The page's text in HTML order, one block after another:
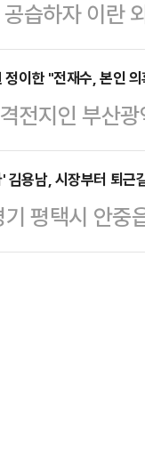
조 장비와 정
학위 허위사실
서를 제출했
지 이를 수 있
위 포장으로
한다…
습하자 이란
따르면 이
상선들을
정 위반이다.
책임은 미국
도 좌시하지
며 “미군이 휴
이한 "전재수, 본인
전지인 부산
개혁신당
거짓말탐지
혁신당 부산
제9회 전국동
용남, 시장부터 퇴근
평택시 안중
아래 유세차